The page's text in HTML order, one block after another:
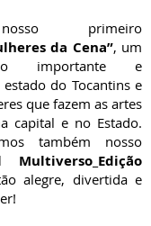
primeiro
da Cena”, um
importante e
do Tocantins e
que fazem as artes
capital e no Estado.
também nosso
Multiverso_Edição
alegre, divertida e